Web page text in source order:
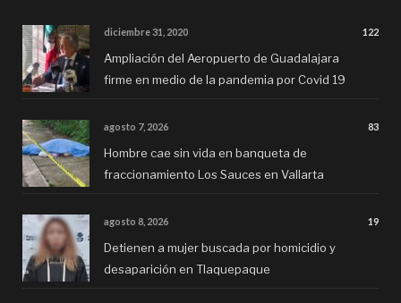
diciembre 31, 2020 122
Ampliación del Aeropuerto de Guadalajara
firme en medio de la pandemia por Covid 19
agosto 7, 2026 83
Hombre cae sin vida en banqueta de
fraccionamiento Los Sauces en Vallarta
agosto 8, 2026 19
Detienen a mujer buscada por homicidio y
desaparición en Tlaquepaque